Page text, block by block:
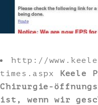
http://
times.aspx
Keele
Chirurgie-
ist, wenn wir